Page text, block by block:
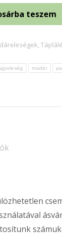
teszem
,
madár